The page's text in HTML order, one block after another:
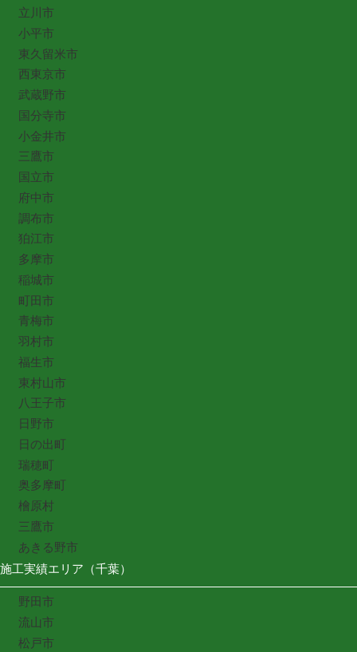
立川市
小平市
東久留米市
西東京市
武蔵野市
国分寺市
小金井市
三鷹市
国立市
府中市
調布市
狛江市
多摩市
稲城市
町田市
青梅市
羽村市
福生市
東村山市
八王子市
日野市
日の出町
瑞穂町
奥多摩町
檜原村
三鷹市
あきる野市
施工実績エリア（千葉）
野田市
流山市
松戸市